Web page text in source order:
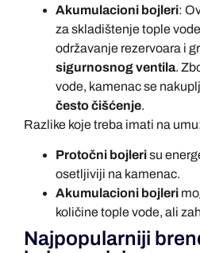
Akumulacioni bojleri:
za skladištenje tople
održavanje rezervoara i
sigurnosnog ventila.
vode, kamenac se
često čišćenje.
Razlike koje treba imati na
Protočni bojlerisu
osetljiviji na kamenac.
Akumulacioni bojleri
količine tople vode, ali
Najpopularniji